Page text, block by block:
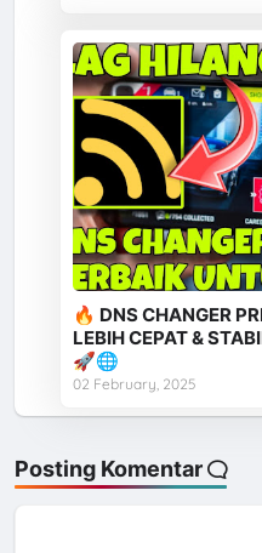
🔥 DNS CHANGER
LEBIH CEPAT &
🚀🌐
02 February, 2025
Posting Komentar